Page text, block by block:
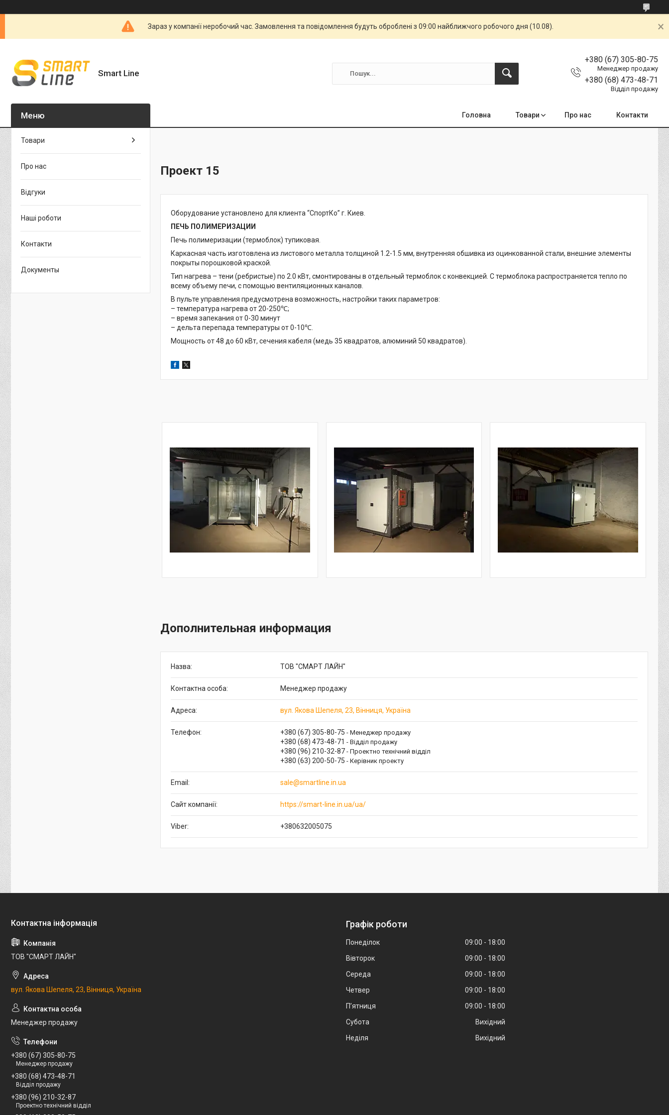
Зараз у компанії неробочий час. Замовлення та повідомлення будуть оброблені з 09:00 найближчого робочого дня (10.08).
Smart Line
+380 (67) 305-80-75
Менеджер продажу
+380 (68) 473-48-71
Відділ продажу
Головна Товари Про нас Контакти
Проект 15
Оборудование установлено для клиента “СпортКо” г. Киев.
ПЕЧЬ ПОЛИМЕРИЗАЦИИ
Печь полимеризации (термоблок) тупиковая.
Каркасная часть изготовлена из листового металла толщиной 1.2-1.5 мм, внутренняя обшивка из оцинкованной стали, внешние элементы
покрыты порошковой краской.
Тип нагрева – тени (ребристые) по 2.0 кВт, смонтированы в отдельный термоблок с конвекцией. С термоблока распространяется тепло по
всему объему печи, с помощью вентиляционных каналов.
В пульте управления предусмотрена возможность, настройки таких параметров:
– температура нагрева от 20-250℃;
– время запекания от 0-30 минут
– дельта перепада температуры от 0-10℃.
Мощность от 48 до 60 кВт, сечения кабеля (медь 35 квадратов, алюминий 50 квадратов).
ТОВ "СМАРТ ЛАЙН"
Менеджер продажу
вул. Якова Шепеля, 23, Вінниця, Україна
+380 (67) 305-80-75 Менеджер продажу
+380 (68) 473-48-71 Відділ продажу
+380 (96) 210-32-87 Проектно технічний відділ
+380 (63) 200-50-75 Керівник проекту
sale@smartline.in.ua
https://smart-line.in.ua/ua/
+380632005075
Товари
Про нас
Відгуки
Наші роботи
Контакти
Документы
ТОВ "СМАРТ ЛАЙН"
вул. Якова Шепеля, 23, Вінниця, Україна
Менеджер продажу
+380 (67) 305-80-75
Менеджер продажу
+380 (68) 473-48-71
Відділ продажу
+380 (96) 210-32-87
Проектно технічний відділ
Графік роботи
Понеділок 09:00
18:00
Вівторок
09:00
18:00
Середа
09:00
18:00
Четвер
09:00
18:00
Пʼятниця
09:00
18:00
Субота
Вихідний
Неділя
Вихідний